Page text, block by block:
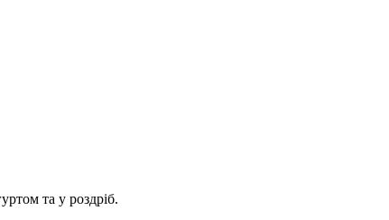
та у роздріб.